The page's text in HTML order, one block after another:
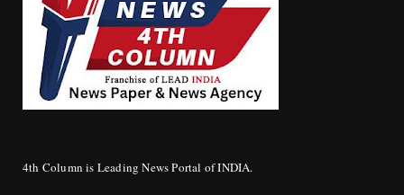
4th Column is Leading News Portal of INDIA.